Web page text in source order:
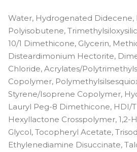
Water, Hydrogenated
Polyisobutene,
10/1 Dimethicone, Glycerin,
Disteardimonium Hectorite,
Chloride, Acrylates/
Copolymer,
Styrene/Isoprene Copolymer,
Lauryl Peg-8 Dimethicone, HDI/
Hexyllactone Crosspolymer, 1,2-
Glycol, Tocopheryl Acetate,
Ethylenediamine Disuccinate,